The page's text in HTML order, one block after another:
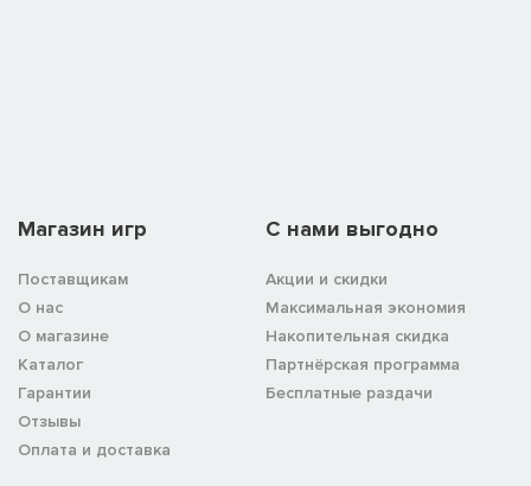
Магазин игр
Поставщикам
О нас
О магазине
Каталог
Гарантии
Отзывы
Оплата и доставка
C нами выгодно
Акции и скидки
Максимальная экономия
Накопительная скидка
Партнёрская программа
Бесплатные раздачи